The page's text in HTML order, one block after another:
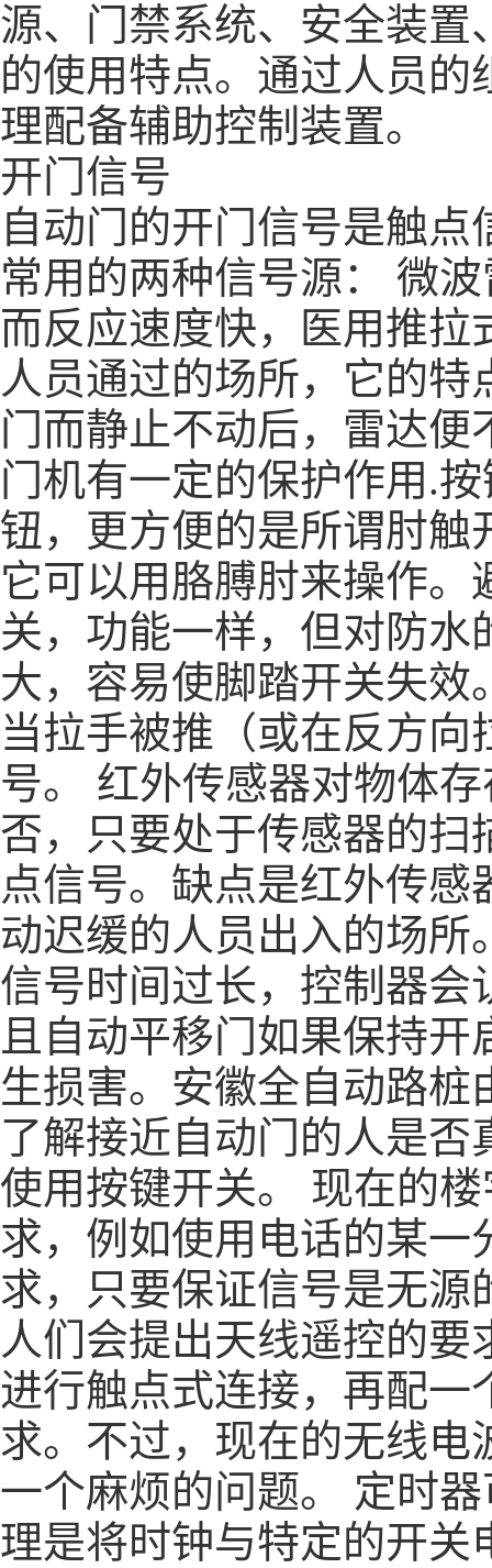
源、门禁系统、安全装置
的使用特点。通过人员
理配备辅助控制装置。
开门信号
自动门的开门信号是触
常用的两种信号源： 微
而反应速度快，
医用推拉
人员通过的场所，它的
门而静止不动后，雷达
门机有一定的保护作用.
钮，更方便的是所谓肘触
它可以用胳膊肘来操作
关，功能一样，但对防
大，容易使脚踏开关失
当拉手被推（或在反方
号。 红外传感器对物体
否，只要处于传感器的扫
点信号。缺点是红外传
动迟缓的人员出入的场
信号时间过长，控制器会
且自动平移门如果保持
生损害。 安徽全自动路桩
了解接近自动门的人是
使用按键开关。 现在的
求，例如使用电话的某
求，只要保证信号是无
人们会提出天线遥控的
进行触点式连接，再配
求。不过，现在的无线
一个麻烦的问题。 定时
理是将时钟与特定的开关